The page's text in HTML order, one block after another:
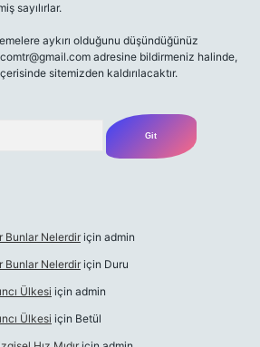
sayılırlar.
aykırı olduğunu düşündüğünüz
adresine bildirmeniz halinde,
sitemizden kaldırılacaktır.
Bunlar Nelerdir için admin
Bunlar Nelerdir için Duru
Ülkesi için admin
Ülkesi için Betül